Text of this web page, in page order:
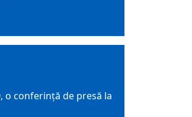
o conferință de presă la